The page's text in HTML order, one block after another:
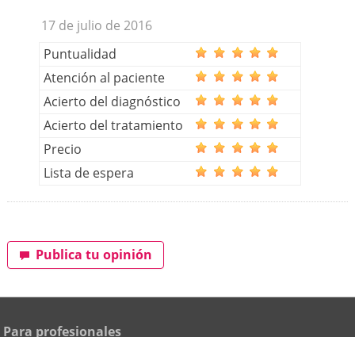
17 de julio de 2016
Puntualidad
Atención al paciente
Acierto del diagnóstico
Acierto del tratamiento
Precio
Lista de espera
Publica tu opinión
Para profesionales